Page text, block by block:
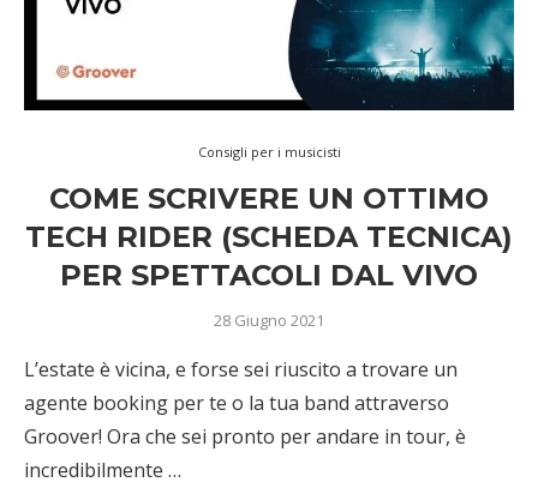
Consigli per i musicisti
COME SCRIVERE UN OTTIMO
TECH RIDER (SCHEDA TECNICA)
PER SPETTACOLI DAL VIVO
28 Giugno 2021
L’estate è vicina, e forse sei riuscito a trovare un
agente booking per te o la tua band attraverso
Groover! Ora che sei pronto per andare in tour, è
incredibilmente …